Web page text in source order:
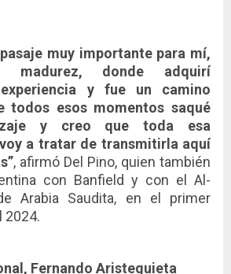
muy importante para mí,
madurez, donde adquirí
y fue un camino
todos esos momentos saqué
y creo que toda esa
a tratar de transmitirla aquí
, afirmó Del Pino, quien también
con Banfield y con el Al-
Arabia Saudita, en el primer
2024.
Fernando Aristeguieta